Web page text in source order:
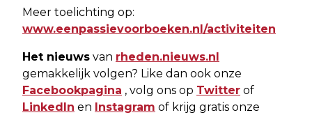
Meer toelichting op:
www.eenpassievoorboeken.nl/activiteiten
Het nieuws van rheden.nieuws.nl
gemakkelijk volgen? Like dan ook onze
Facebookpagina , volg ons op Twitter of
LinkedIn en Instagram of krijg gratis onze